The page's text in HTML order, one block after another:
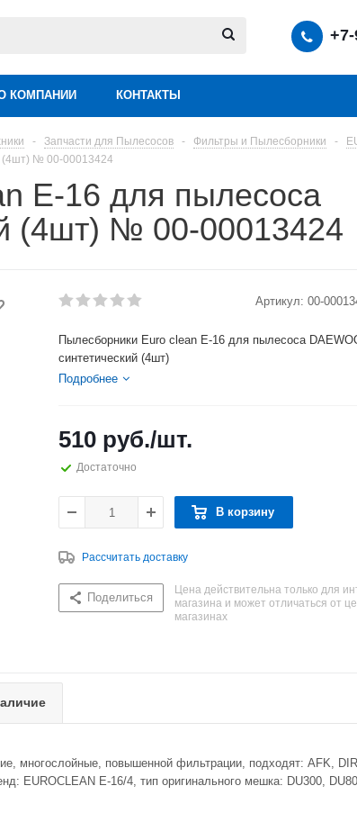
КОМПАНИИ КОНТАКТЫ
- Запчасти для Пылесосов - Фильтры и Пылесборники -
(4шт) № 00-00013424
E-16 для пылесоса
(4шт) № 00-00013424
Артикул: 00-
Пылесборники Euro clean E-16 для пылесоса
cинтетический (4шт)
Подробнее
510 руб./шт.
Достаточно
В корзину
Рассчитать доставку
Поделиться
Цена действительна только для
магазина и может отличаться от
магазинах
многослойные, повышенной фильтрации, подходят: AFK,
EUROCLEAN E-16/4, тип оригинального мешка: DU300,